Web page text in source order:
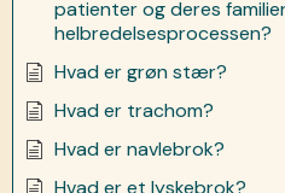
patienter og deres
helbredelsesprocessen?
Hvad er grøn stær?
Hvad er trachom?
Hvad er navlebrok?
Hvad er et lyskebrok?